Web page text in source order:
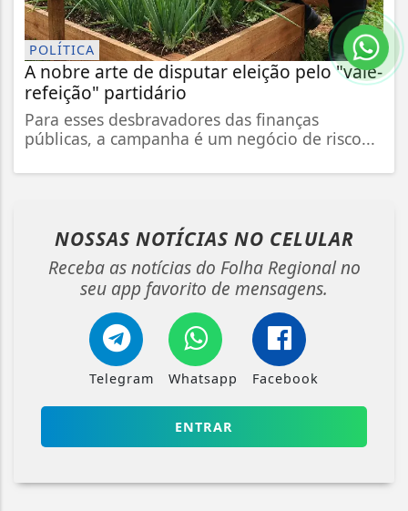
POLÍTICA
A nobre arte de disputar eleição pelo "vale-
refeição" partidário
Para esses desbravadores das finanças
públicas, a campanha é um negócio de risco...
NOSSAS NOTÍCIAS NO CELULAR
Receba as notícias do Folha Regional no
seu app favorito de mensagens.
Telegram Whatsapp Facebook
ENTRAR